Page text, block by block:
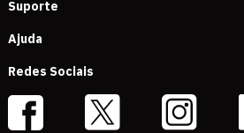
Suporte
Ajuda
Redes Sociais